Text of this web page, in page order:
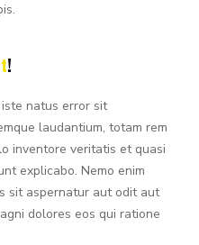
!
natus error sit
laudantium, totam rem
inventore veritatis et quasi
explicabo. Nemo enim
sit aspernatur aut odit aut
dolores eos qui ratione